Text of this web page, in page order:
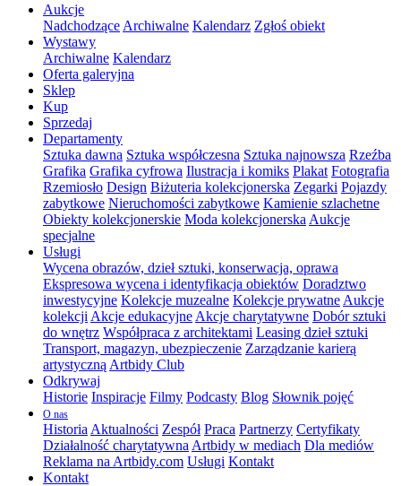
Aukcje
Nadchodzące Archiwalne Kalendarz Zgłoś obiekt
Wystawy
Archiwalne Kalendarz
Oferta galeryjna
Sklep
Kup
Sprzedaj
Departamenty
Sztuka dawna Sztuka współczesna Sztuka najnowsza Rzeźba
Grafika Grafika cyfrowa Ilustracja i komiks Plakat Fotografia
Rzemiosło Design Biżuteria kolekcjonerska Zegarki Pojazdy
zabytkowe Nieruchomości zabytkowe Kamienie szlachetne
Obiekty kolekcjonerskie Moda kolekcjonerska Aukcje
specjalne
Usługi
Wycena obrazów, dzieł sztuki, konserwacja, oprawa
Ekspresowa wycena i identyfikacja obiektów Doradztwo
inwestycyjne Kolekcje muzealne Kolekcje prywatne Aukcje
kolekcji Akcje edukacyjne Akcje charytatywne Dobór sztuki
do wnętrz Współpraca z architektami Leasing dzieł sztuki
Transport, magazyn, ubezpieczenie Zarządzanie karierą
artystyczną Artbidy Club
Odkrywaj
Historie Inspiracje Filmy Podcasty Blog Słownik pojęć
O nas
Historia Aktualności Zespół Praca Partnerzy Certyfikaty
Działalność charytatywna Artbidy w mediach Dla mediów
Reklama na Artbidy.com Usługi Kontakt
Kontakt